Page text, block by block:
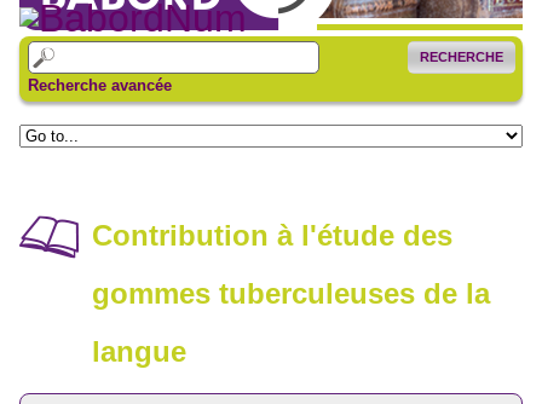
RECHERCHE
Recherche avancée
Contribution à l'étude des
gommes tuberculeuses de la
langue